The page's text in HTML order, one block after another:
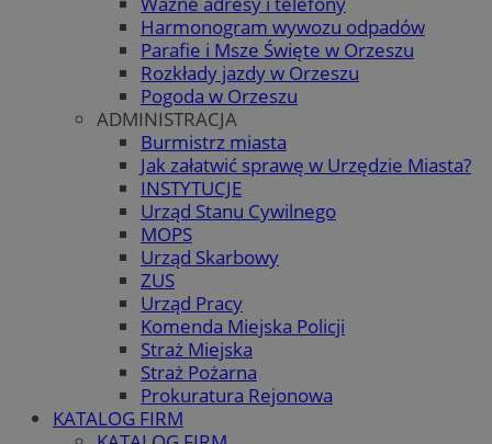
Harmonogram wywozu odpadów
Parafie i Msze Święte w Orzeszu
Rozkłady jazdy w Orzeszu
Pogoda w Orzeszu
ADMINISTRACJA
Burmistrz miasta
Jak załatwić sprawę w Urzędzie Miasta?
INSTYTUCJE
Urząd Stanu Cywilnego
MOPS
Urząd Skarbowy
ZUS
Urząd Pracy
Komenda Miejska Policji
Straż Miejska
Straż Pożarna
Prokuratura Rejonowa
KATALOG FIRM